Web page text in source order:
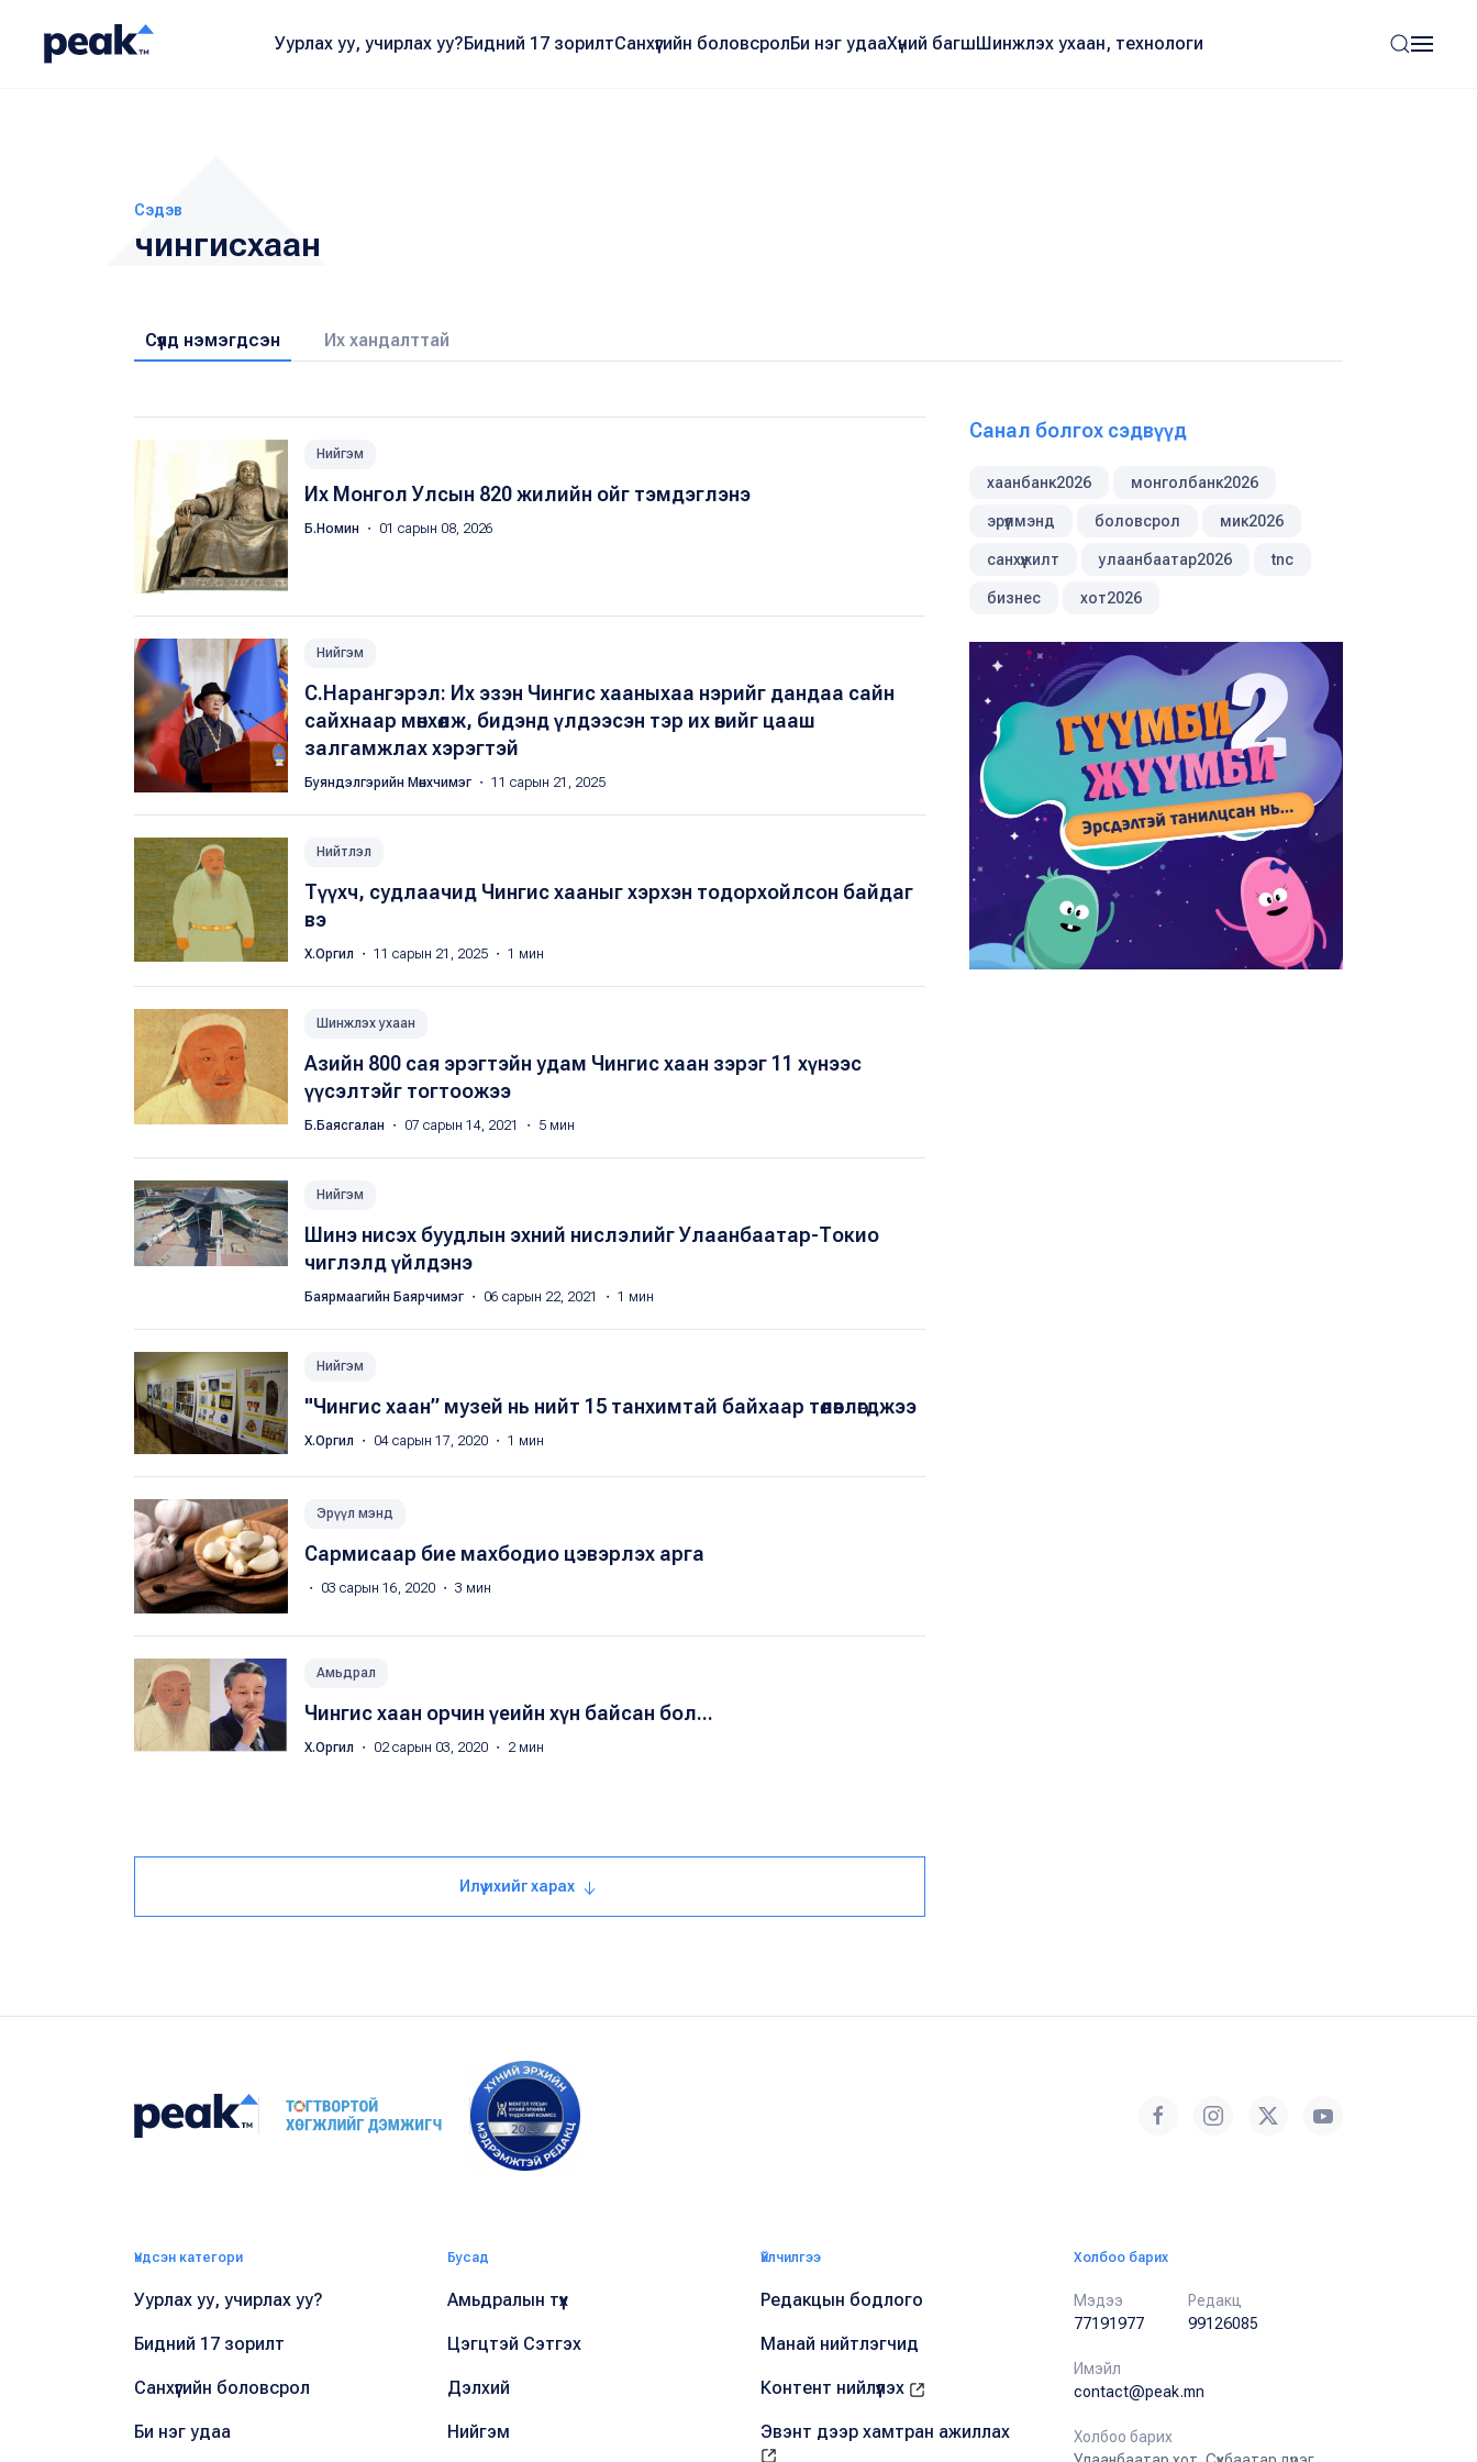
Уурлах уу, учирлах уу?Бидний 17 зорилтСанхүүгийн боловсролБи нэг удааХүний багшШинжлэх ухаан, технологи
Сэдэв
чингисхаан
Сүүлд нэмэгдсэн Их хандалттай
Нийгэм
Их Монгол Улсын 820 жилийн ойг тэмдэглэнэ
Б.Номин ・ 01 сарын 08, 2026
Нийгэм
С.Нарангэрэл: Их эзэн Чингис хааныхаа нэрийг дандаа сайн
сайхнаар мөнхөлж, бидэнд үлдээсэн тэр их өвийг цааш
залгамжлах хэрэгтэй
Буяндэлгэрийн Мөнхчимэг ・ 11 сарын 21, 2025
Нийтлэл
Түүхч, судлаачид Чингис хааныг хэрхэн тодорхойлсон байдаг
вэ
Х.Оргил ・ 11 сарын 21, 2025 ・ 1 мин
Шинжлэх ухаан
Азийн 800 сая эрэгтэйн удам Чингис хаан зэрэг 11 хүнээс
үүсэлтэйг тогтоожээ
Б.Баясгалан ・ 07 сарын 14, 2021 ・ 5 мин
Нийгэм
Шинэ нисэх буудлын эхний нислэлийг Улаанбаатар-Токио
чиглэлд үйлдэнэ
Баярмаагийн Баярчимэг ・ 06 сарын 22, 2021 ・ 1 мин
Нийгэм
"Чингис хаан” музей нь нийт 15 танхимтай байхаар төлөвлөгджээ
Х.Оргил ・ 04 сарын 17, 2020 ・ 1 мин
Эрүүл мэнд
Сармисаар бие махбодио цэвэрлэх арга
・ 03 сарын 16, 2020 ・ 3 мин
Амьдрал
Чингис хаан орчин үеийн хүн байсан бол...
Х.Оргил ・ 02 сарын 03, 2020 ・ 2 мин
Илүү ихийг харах
Санал болгох сэдвүүд
хаанбанк2026 монголбанк2026
эрүүлмэнд боловсрол мик2026
санхүүжилт улаанбаатар2026 tnc
бизнес хот2026
Үндсэн категори
Уурлах уу, учирлах уу?
Бидний 17 зорилт
Санхүүгийн боловсрол
Би нэг удаа
Бусад
Амьдралын түүх
Цэгцтэй Сэтгэх
Дэлхий
Нийгэм
Үйлчилгээ
Редакцын бодлого
Манай нийтлэгчид
Контент нийлүүлэх
Эвэнт дээр хамтран ажиллах
Холбоо барих
Мэдээ
77191977
Редакц
99126085
Имэйл
contact@peak.mn
Холбоо барих